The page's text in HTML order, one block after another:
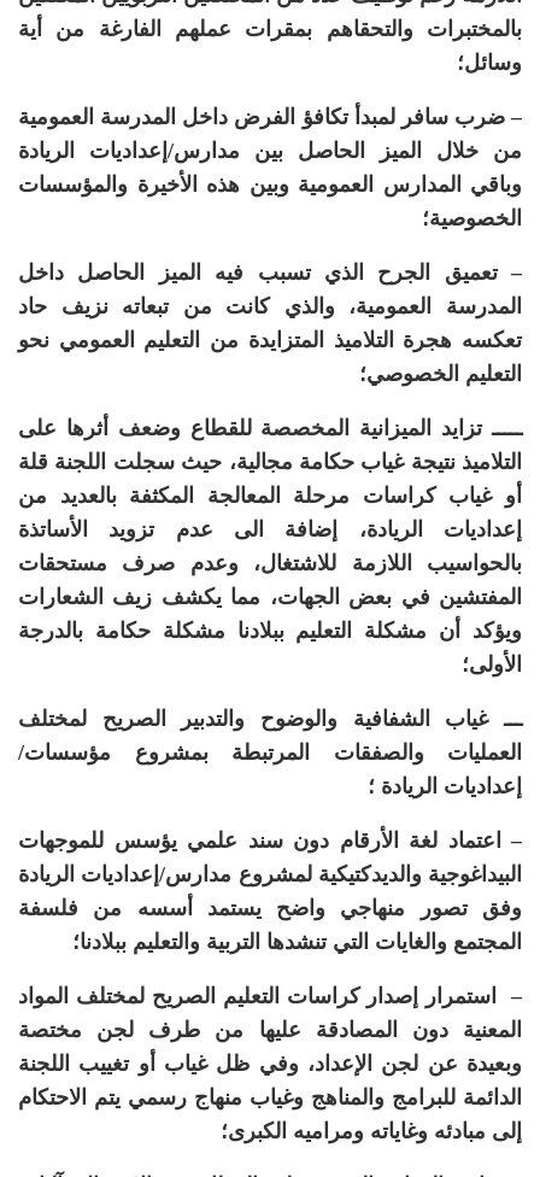
بالمختبرات والتحقاهم بمقرات عملهم الفارغة من أية
وسائل؛
– ضرب سافر لمبدأ تكافؤ الفرض داخل المدرسة العمومية
من خلال الميز الحاصل بين مدارس/ إعداديات الريادة
وباقي المدارس العمومية وبين هذه الأخيرة والمؤسسات
الخصوصية؛
– تعميق الجرح الذي تسبب فيه الميز الحاصل داخل
المدرسة العمومية، والذي كانت من تبعاته نزيف حاد
تعكسه هجرة التلاميذ المتزايدة من التعليم العمومي نحو
التعليم الخصوصي؛
ـــــ تزايد الميزانية المخصصة للقطاع وضعف أثرها على
التلاميذ نتيجة غياب حكامة مجالية، حيث سجلت اللجنة قلة
أو غياب كراسات مرحلة المعالجة المكثفة بالعديد من
إعداديات الريادة، إضافة الى عدم تزويد الأساتذة
بالحواسيب اللازمة للاشتغال،
وعدم صرف مستحقات
المفتشين في بعض الجهات، مما يكشف زيف الشعارات
ويؤكد أن مشكلة التعليم ببلادنا مشكلة حكامة بالدرجة
الأولى؛
ـــ غياب الشفافية والوضوح والتدبير الصريح لمختلف
العمليات والصفقات المرتبطة بمشروع مؤسسات/
إعداديات الريادة ؛
– اعتماد لغة الأرقام دون سند علمي يؤسس للموجهات
البيداغوجية والديدكتيكية لمشروع مدارس/إعداديات الريادة
وفق تصور منهاجي واضح يستمد أسسه من فلسفة
المجتمع والغايات التي تنشدها التربية والتعليم ببلادنا؛
– استمرار إصدار كراسات التعليم الصريح لمختلف المواد
المعنية دون المصادقة عليها من طرف لجن مختصة
وبعيدة عن لجن الإعداد، وفي ظل غياب أو تغييب اللجنة
الدائمة للبرامج والمناهج وغياب منهاج رسمي يتم الاحتكام
إلى مبادئه وغاياته ومراميه الكبرى؛